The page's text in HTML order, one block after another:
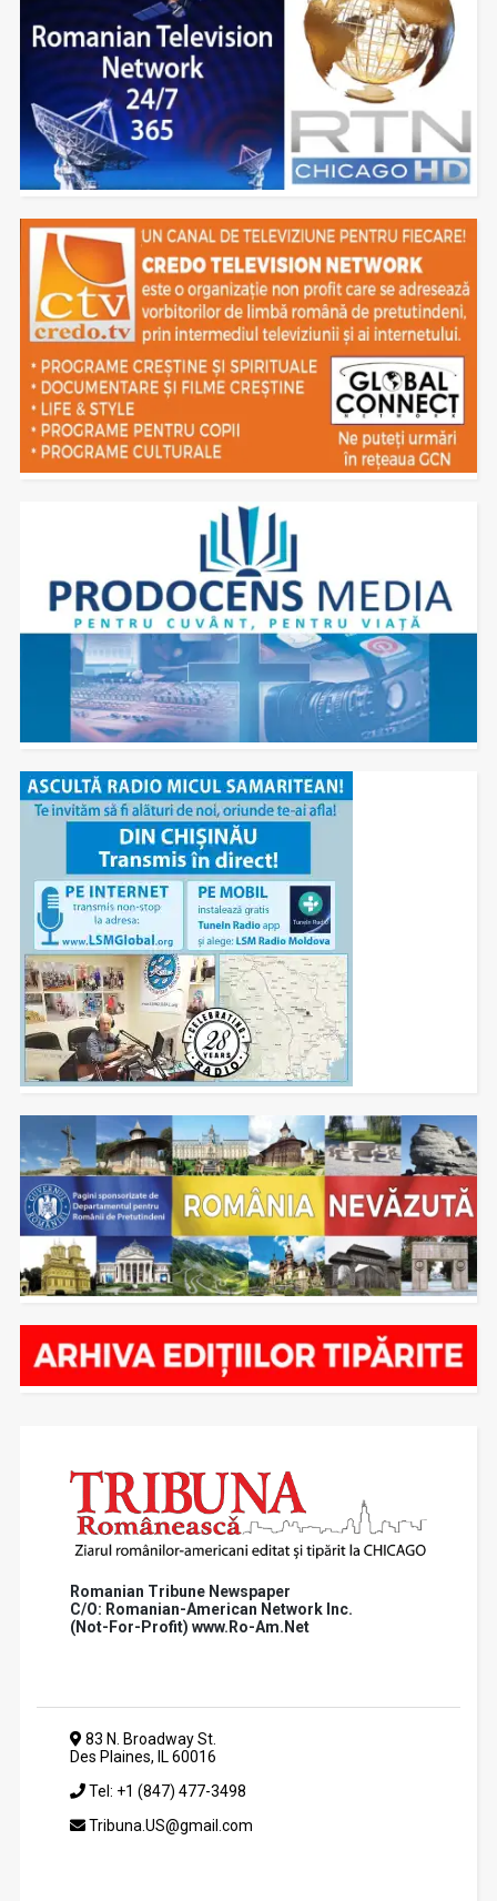
Romanian Tribune Newspaper
C/O: Romanian-American Network Inc.
(Not-For-Profit) www.Ro-Am.Net
83 N. Broadway St.
Des Plaines, IL 60016
Tel: +1 (847) 477-3498
Tribuna.US@gmail.com